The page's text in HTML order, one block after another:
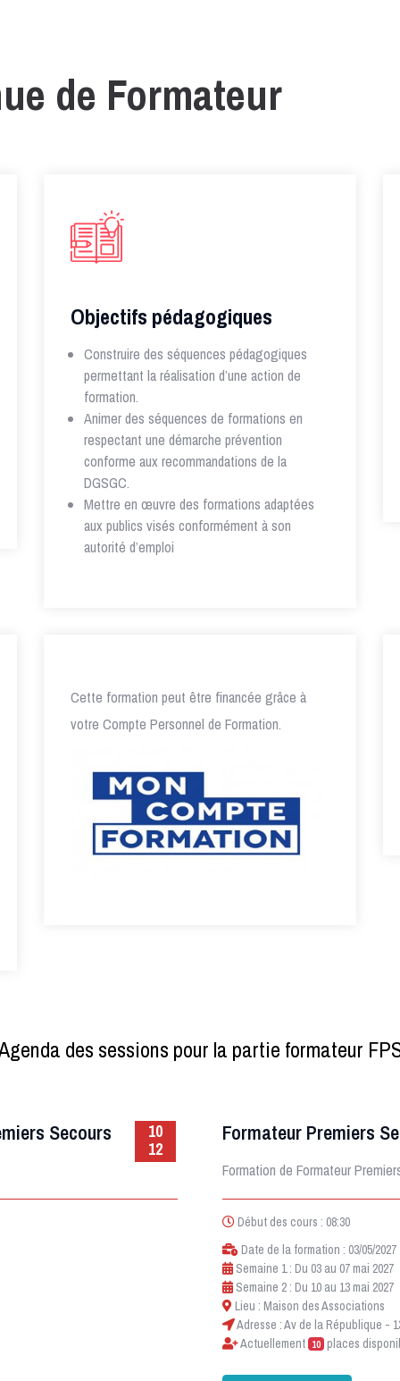
de Formateur
Objectifs pédagogiques
Construire des séquences pédagogiques
permettant la réalisation d’une action de
formation.
Animer des séquences de formations en
respectant une démarche prévention
conforme aux recommandations de la
DGSGC.
Mettre en œuvre des formations adaptées
aux publics visés conformément à son
autorité d’emploi
Cette formation peut être financée grâce à
votre Compte Personnel de Formation.
des sessions pour la partie formateur
10
12
Secours Formateur Premiers
Formation de Formateur
Début des cours : 08:30
Date de la formation : 03/05/2027
Semaine 1 : Du 03 au 07 mai 2027
Semaine 2 : Du 10 au 13 mai 2027
Lieu : Maison des Associations
Adresse : Av de la République -
Actuellement 10 places